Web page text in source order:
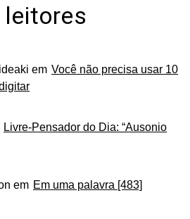
em Você não precisa usar 10
Livre-Pensador do Dia: “Ausonio
em Em uma palavra [483]